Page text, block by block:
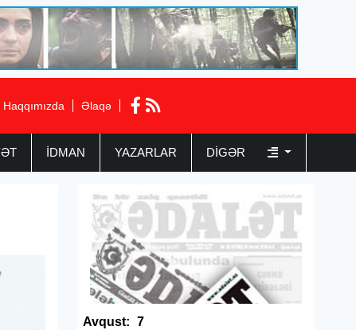
Haqqımızda Əlaqə
İDMAN YAZARLAR DIGƏR
Avqust: 7